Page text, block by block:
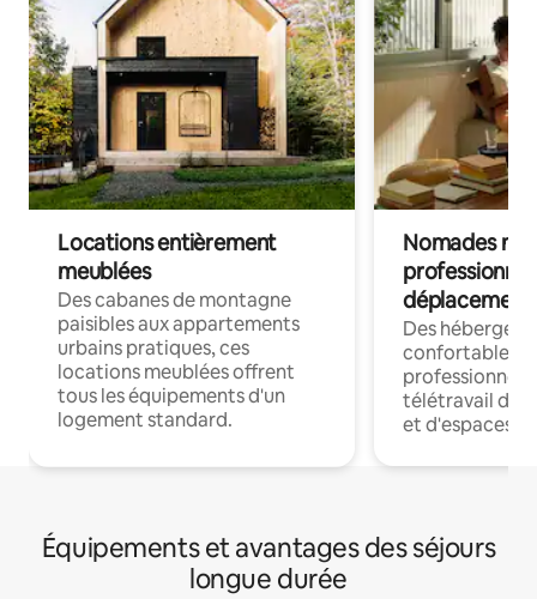
Locations entièrement
meublées
Des cabanes de montagne
paisibles aux appartements
urbains pratiques, ces
locations meublées offrent
tous les équipements d'un
logement standard.
Nomades
déplacement
Des
confortables
professionnels
télétravail
et d'espaces
Équipements et avantages des séjours
longue durée